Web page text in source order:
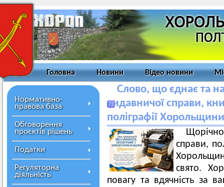
Головна Новини Відео новини
Нормативно-
правова база
Обговорення
проєктів рішень
Податки
Регуляторна
діяльність
Слово, що єднає та
видавничої справи,
поліграфії
справи,
свято.
повагу та вдячність за